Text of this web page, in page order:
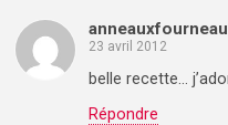
23 avril 2012
belle recette…
Répondre